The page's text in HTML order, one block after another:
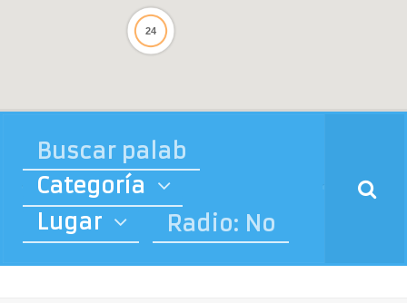
24
Categoría
Lugar
Radio: No